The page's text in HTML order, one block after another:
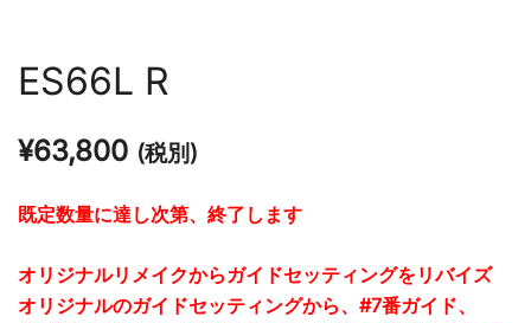
ES66L R
¥63,800 (税別)
既定数量に達し次第、終了します
オリジナルリメイクからガイドセッティングをリバイズ
オリジナルのガイドセッティングから、#7番ガイド、